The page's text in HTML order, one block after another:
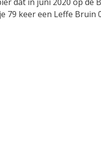
79 keer een Leffe